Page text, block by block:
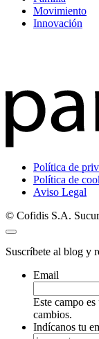
Movimiento
Innovación
Política de
Política de
Aviso Legal
© Cofidis S.A.
Suscríbete al blog y
Email
Este campo
cambios.
Indícanos tu